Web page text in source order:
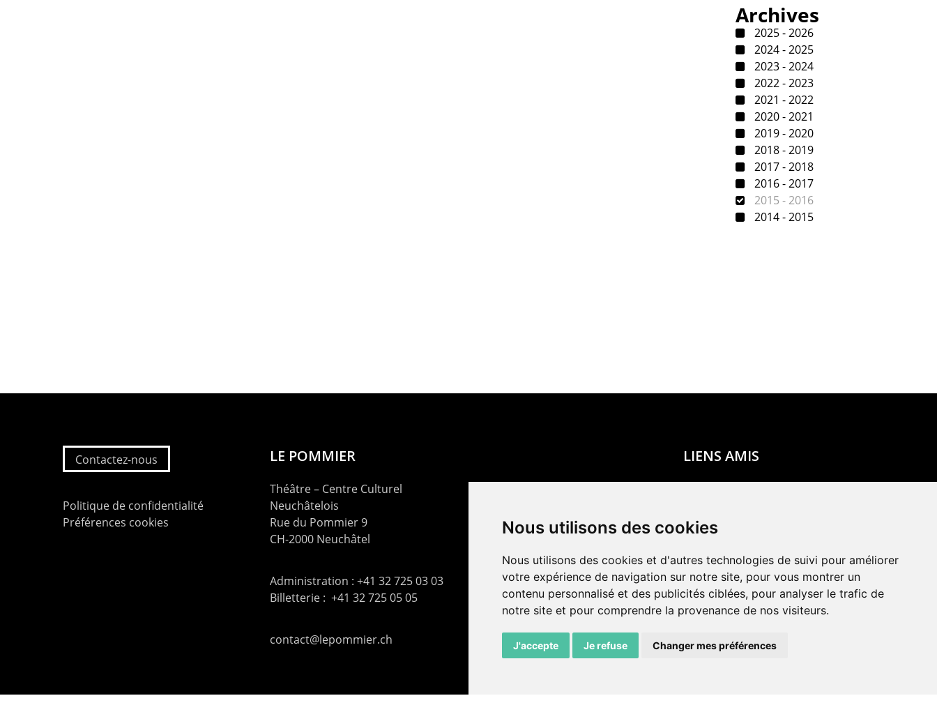
Nous utilisons des cookies
Nous utilisons des cookies et d'autres technologies de suivi pour améliorer
votre expérience de navigation sur notre site, pour vous montrer un
contenu personnalisé et des publicités ciblées, pour analyser le trafic de
notre site et pour comprendre la provenance de nos visiteurs.
J'accepte Je refuse Changer mes préférences
Archives
2025 - 2026
2024 - 2025
2023 - 2024
2022 - 2023
2021 - 2022
2020 - 2021
2019 - 2020
2018 - 2019
2017 - 2018
2016 - 2017
2015 - 2016
2014 - 2015
Contactez-nous
Politique de confidentialité
Préférences cookies
LE POMMIER
Théâtre – Centre Culturel
Neuchâtelois
Rue du Pommier 9
CH-2000 Neuchâtel
Administration : +41 32 725 03 03
Billetterie : +41 32 725 05 05
contact@lepommier.ch
LIENS AMIS